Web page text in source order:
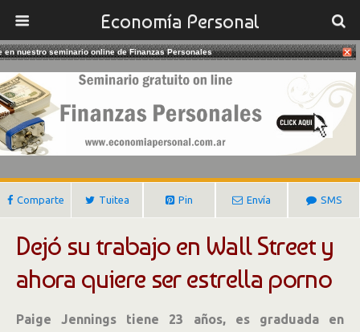
Economía Personal
12/06/2018
De Wall Street A Estrella Porno
Gustavo Ibañez Padilla
Comparte Tuitea Pin Envía SMS
Dejó su trabajo en Wall Street y
ahora quiere ser estrella porno
Paige Jennings tiene 23 años, es graduada en
en nuestro seminario online de Finanzas Personales